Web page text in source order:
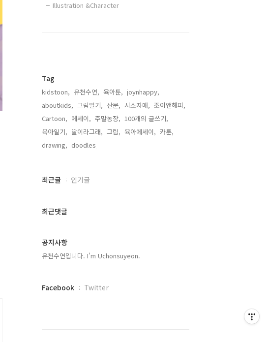
Illustration &Character
Tag
kidstoon, 유천수연, 육아툰, joynhappy,
aboutkids, 그림일기, 산문, 시소자매, 조이앤해피,
Cartoon, 에세이, 주말농장, 100개의 글쓰기,
육아일기, 딸이라그래, 그림, 육아에세이, 카툰,
drawing, doodles,
최
과
글
최근글 인기글
최근댓글
공지사항
유천수연입니다. I'm Uchonsuyeon.
페
Facebook Twitter